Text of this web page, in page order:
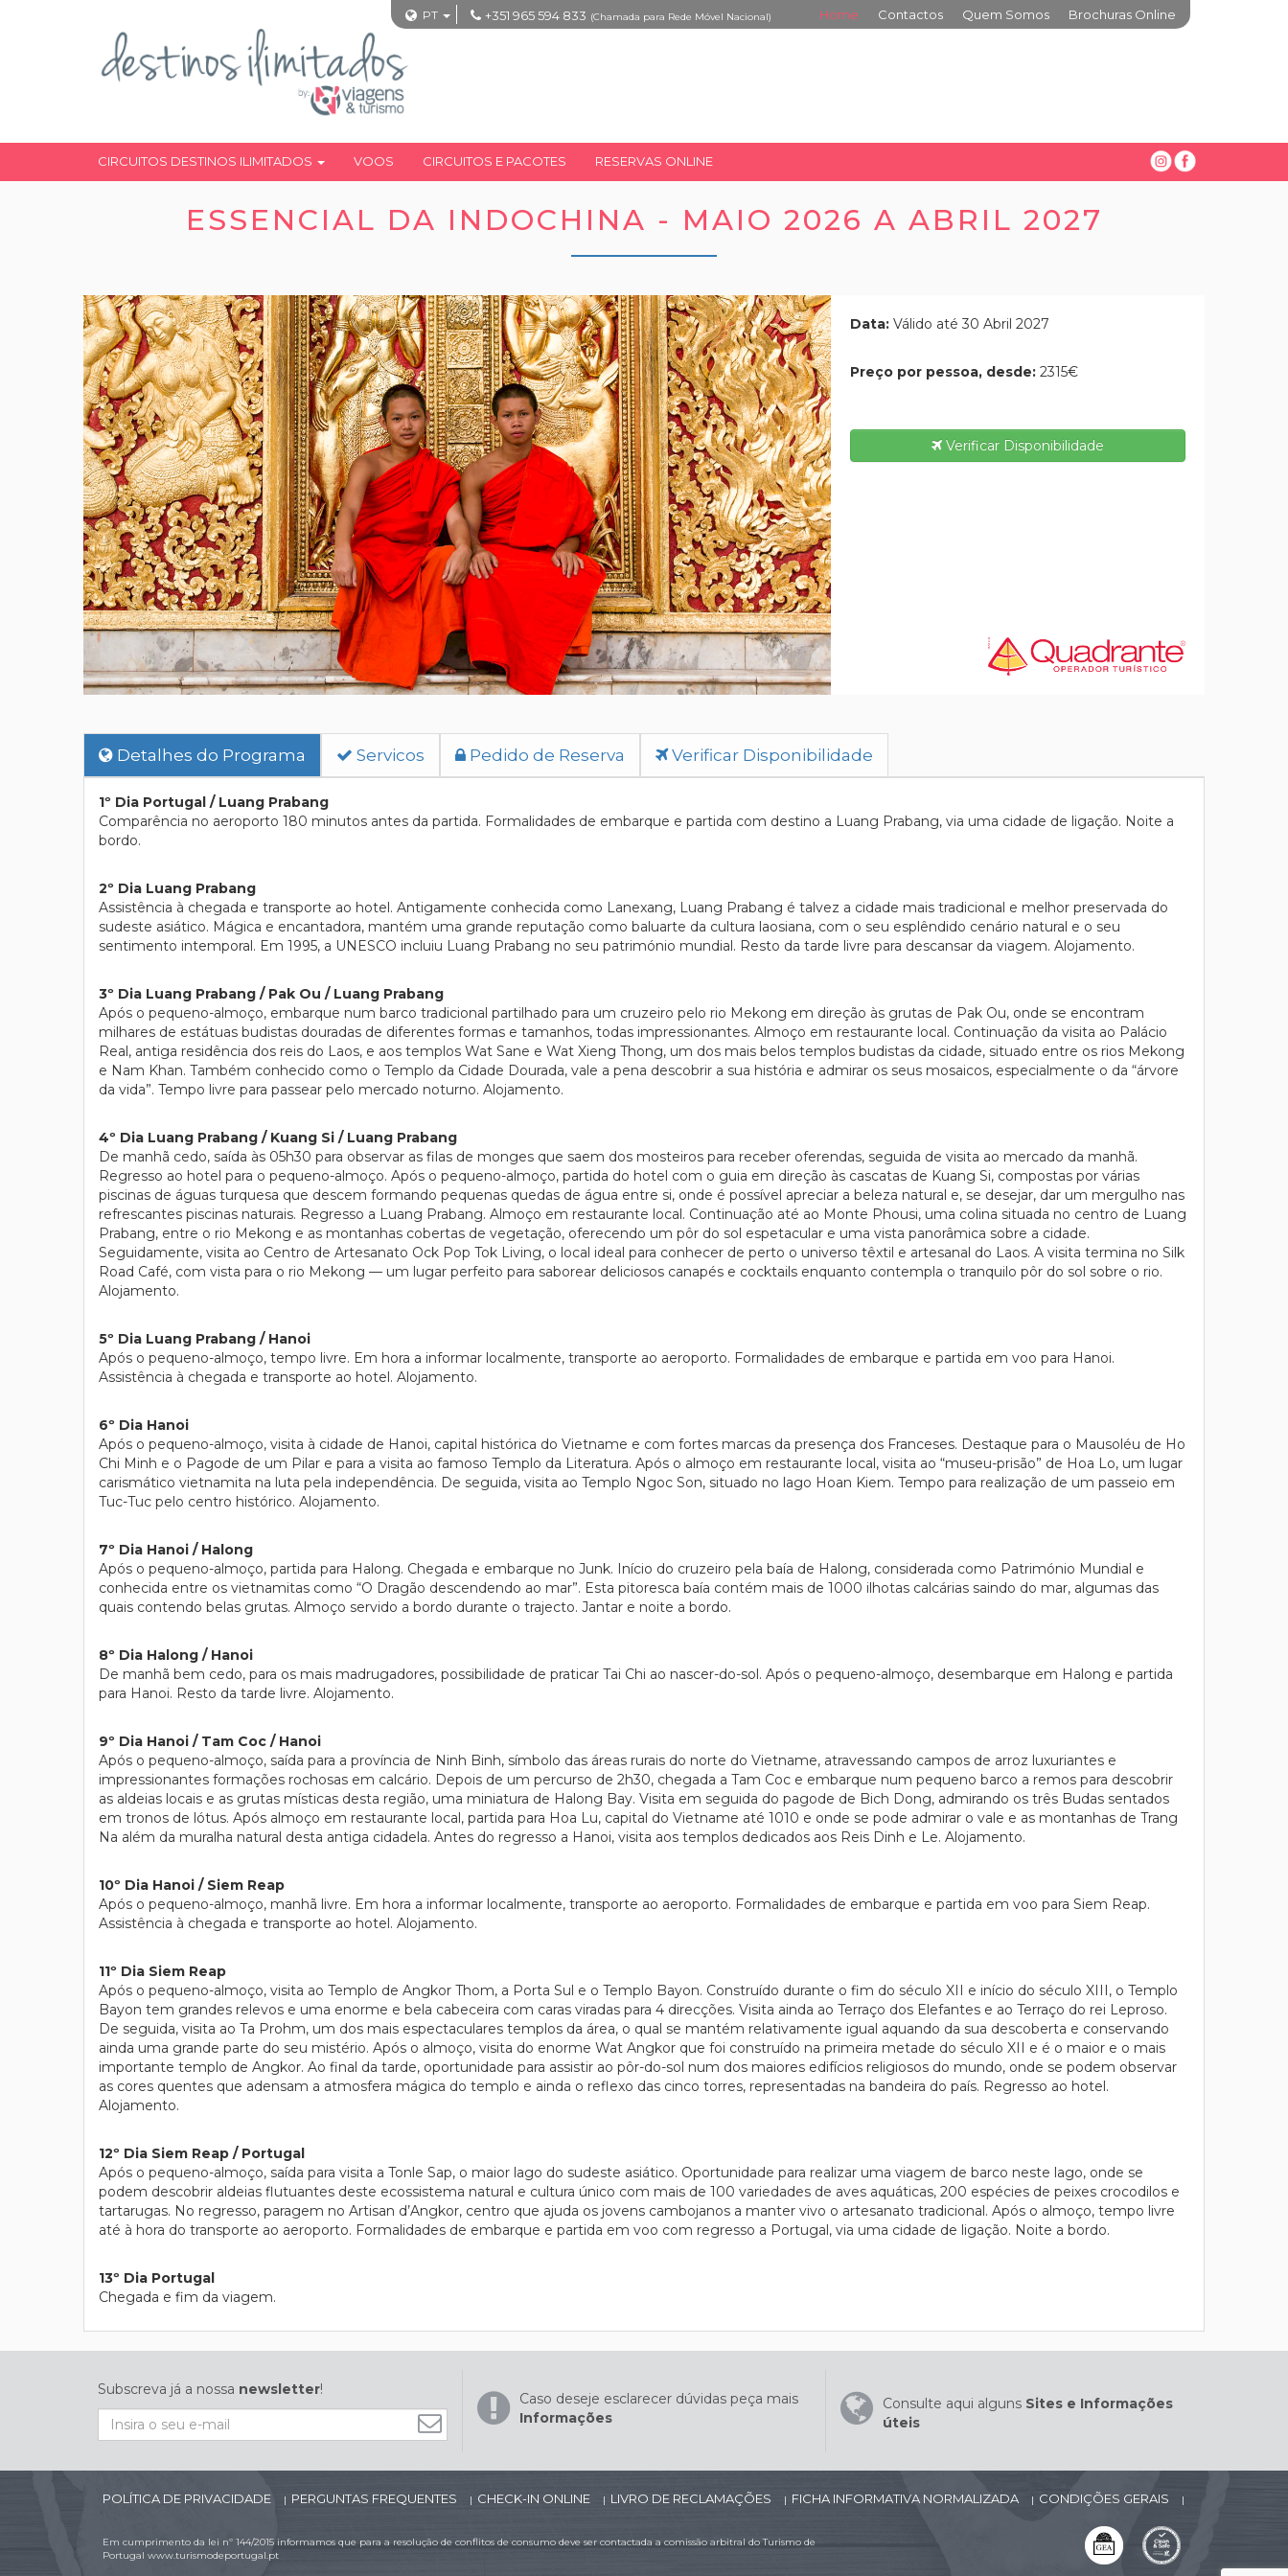
PT +351 965 594 833 (Chamada para Rede Móvel Nacional) Home Contactos Quem Somos Brochuras Online
CIRCUITOS DESTINOS ILIMITADOS VOOS CIRCUITOS E PACOTES RESERVAS ONLINE
ESSENCIAL DA INDOCHINA - MAIO 2026 A ABRIL 2027
Data: Válido até 30 Abril 2027
Preço por pessoa, desde: 2315€
Verificar Disponibilidade
Detalhes do Programa Servicos Pedido de Reserva Verificar Disponibilidade
1º Dia Portugal / Luang Prabang
Comparência no aeroporto 180 minutos antes da partida. Formalidades de embarque e partida com destino a Luang Prabang, via uma cidade de ligação. Noite a
bordo.
2º Dia Luang Prabang
Assistência à chegada e transporte ao hotel. Antigamente conhecida como Lanexang, Luang Prabang é talvez a cidade mais tradicional e melhor preservada do
sudeste asiático. Mágica e encantadora, mantém uma grande reputação como baluarte da cultura laosiana, com o seu esplêndido cenário natural e o seu
sentimento intemporal. Em 1995, a UNESCO incluiu Luang Prabang no seu património mundial. Resto da tarde livre para descansar da viagem. Alojamento.
3º Dia Luang Prabang / Pak Ou / Luang Prabang
Após o pequeno-almoço, embarque num barco tradicional partilhado para um cruzeiro pelo rio Mekong em direção às grutas de Pak Ou, onde se encontram
milhares de estátuas budistas douradas de diferentes formas e tamanhos, todas impressionantes. Almoço em restaurante local. Continuação da visita ao Palácio
Real, antiga residência dos reis do Laos, e aos templos Wat Sane e Wat Xieng Thong, um dos mais belos templos budistas da cidade, situado entre os rios Mekong
e Nam Khan. Também conhecido como o Templo da Cidade Dourada, vale a pena descobrir a sua história e admirar os seus mosaicos, especialmente o da “árvore
da vida”. Tempo livre para passear pelo mercado noturno. Alojamento.
4º Dia Luang Prabang / Kuang Si / Luang Prabang
De manhã cedo, saída às 05h30 para observar as filas de monges que saem dos mosteiros para receber oferendas, seguida de visita ao mercado da manhã.
Regresso ao hotel para o pequeno-almoço. Após o pequeno-almoço, partida do hotel com o guia em direção às cascatas de Kuang Si, compostas por várias
piscinas de águas turquesa que descem formando pequenas quedas de água entre si, onde é possível apreciar a beleza natural e, se desejar, dar um mergulho nas
refrescantes piscinas naturais. Regresso a Luang Prabang. Almoço em restaurante local. Continuação até ao Monte Phousi, uma colina situada no centro de Luang
Prabang, entre o rio Mekong e as montanhas cobertas de vegetação, oferecendo um pôr do sol espetacular e uma vista panorâmica sobre a cidade.
Seguidamente, visita ao Centro de Artesanato Ock Pop Tok Living, o local ideal para conhecer de perto o universo têxtil e artesanal do Laos. A visita termina no Silk
Road Café, com vista para o rio Mekong — um lugar perfeito para saborear deliciosos canapés e cocktails enquanto contempla o tranquilo pôr do sol sobre o rio.
Alojamento.
5º Dia Luang Prabang / Hanoi
Após o pequeno-almoço, tempo livre. Em hora a informar localmente, transporte ao aeroporto. Formalidades de embarque e partida em voo para Hanoi.
Assistência à chegada e transporte ao hotel. Alojamento.
6º Dia Hanoi
Após o pequeno-almoço, visita à cidade de Hanoi, capital histórica do Vietname e com fortes marcas da presença dos Franceses. Destaque para o Mausoléu de Ho
Chi Minh e o Pagode de um Pilar e para a visita ao famoso Templo da Literatura. Após o almoço em restaurante local, visita ao “museu-prisão” de Hoa Lo, um lugar
carismático vietnamita na luta pela independência. De seguida, visita ao Templo Ngoc Son, situado no lago Hoan Kiem. Tempo para realização de um passeio em
Tuc-Tuc pelo centro histórico. Alojamento.
7º Dia Hanoi / Halong
Após o pequeno-almoço, partida para Halong. Chegada e embarque no Junk. Início do cruzeiro pela baía de Halong, considerada como Património Mundial e
conhecida entre os vietnamitas como “O Dragão descendendo ao mar”. Esta pitoresca baía contém mais de 1000 ilhotas calcárias saindo do mar, algumas das
quais contendo belas grutas. Almoço servido a bordo durante o trajecto. Jantar e noite a bordo.
8º Dia Halong / Hanoi
De manhã bem cedo, para os mais madrugadores, possibilidade de praticar Tai Chi ao nascer-do-sol. Após o pequeno-almoço, desembarque em Halong e partida
para Hanoi. Resto da tarde livre. Alojamento.
9º Dia Hanoi / Tam Coc / Hanoi
Após o pequeno-almoço, saída para a província de Ninh Binh, símbolo das áreas rurais do norte do Vietname, atravessando campos de arroz luxuriantes e
impressionantes formações rochosas em calcário. Depois de um percurso de 2h30, chegada a Tam Coc e embarque num pequeno barco a remos para descobrir
as aldeias locais e as grutas místicas desta região, uma miniatura de Halong Bay. Visita em seguida do pagode de Bich Dong, admirando os três Budas sentados
em tronos de lótus. Após almoço em restaurante local, partida para Hoa Lu, capital do Vietname até 1010 e onde se pode admirar o vale e as montanhas de Trang
Na além da muralha natural desta antiga cidadela. Antes do regresso a Hanoi, visita aos templos dedicados aos Reis Dinh e Le. Alojamento.
10º Dia Hanoi / Siem Reap
Após o pequeno-almoço, manhã livre. Em hora a informar localmente, transporte ao aeroporto. Formalidades de embarque e partida em voo para Siem Reap.
Assistência à chegada e transporte ao hotel. Alojamento.
11º Dia Siem Reap
Após o pequeno-almoço, visita ao Templo de Angkor Thom, a Porta Sul e o Templo Bayon. Construído durante o fim do século XII e início do século XIII, o Templo
Bayon tem grandes relevos e uma enorme e bela cabeceira com caras viradas para 4 direcções. Visita ainda ao Terraço dos Elefantes e ao Terraço do rei Leproso.
De seguida, visita ao Ta Prohm, um dos mais espectaculares templos da área, o qual se mantém relativamente igual aquando da sua descoberta e conservando
ainda uma grande parte do seu mistério. Após o almoço, visita do enorme Wat Angkor que foi construído na primeira metade do século XII e é o maior e o mais
importante templo de Angkor. Ao final da tarde, oportunidade para assistir ao pôr-do-sol num dos maiores edifícios religiosos do mundo, onde se podem observar
as cores quentes que adensam a atmosfera mágica do templo e ainda o reflexo das cinco torres, representadas na bandeira do país. Regresso ao hotel.
Alojamento.
12º Dia Siem Reap / Portugal
Após o pequeno-almoço, saída para visita a Tonle Sap, o maior lago do sudeste asiático. Oportunidade para realizar uma viagem de barco neste lago, onde se
podem descobrir aldeias flutuantes deste ecossistema natural e cultura único com mais de 100 variedades de aves aquáticas, 200 espécies de peixes crocodilos e
tartarugas. No regresso, paragem no Artisan d’Angkor, centro que ajuda os jovens cambojanos a manter vivo o artesanato tradicional. Após o almoço, tempo livre
até à hora do transporte ao aeroporto. Formalidades de embarque e partida em voo com regresso a Portugal, via uma cidade de ligação. Noite a bordo.
13º Dia Portugal
Chegada e fim da viagem.
Subscreva já a nossa newsletter!
Caso deseje esclarecer dúvidas peça mais
Informações
Consulte aqui alguns Sites e Informações
úteis
POLÍTICA DE PRIVACIDADE | PERGUNTAS FREQUENTES | CHECK-IN ONLINE | LIVRO DE RECLAMAÇÕES | FICHA INFORMATIVA NORMALIZADA | CONDIÇÕES GERAIS |
Em cumprimento da lei nº 144/2015 informamos que para a resolução de conflitos de consumo deve ser contactada a comissão arbitral do Turismo de
Portugal www.turismodeportugal.pt